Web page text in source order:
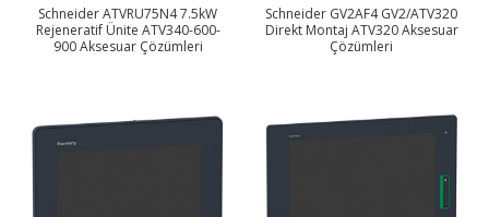
Schneider ATVRU75N4 7.5kW
Rejeneratif Ünite ATV340-600-
900 Aksesuar Çözümleri
Schneider GV2AF4 GV2/ATV320
Direkt Montaj ATV320 Aksesuar
Çözümleri